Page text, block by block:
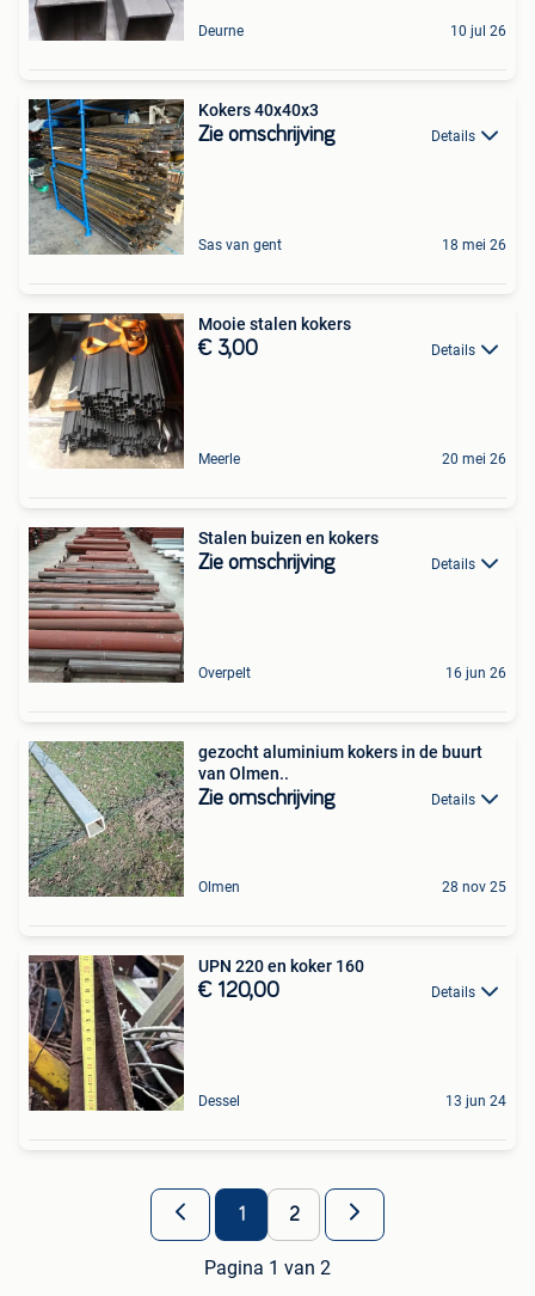
Deurne 10 jul 26
Kokers 40x40x3
Zie omschrijving Details
Sas van gent 18 mei 26
Mooie stalen kokers
€ 3,00 Details
Meerle 20 mei 26
Stalen buizen en kokers
Zie omschrijving Details
Overpelt 16 jun 26
gezocht aluminium kokers in de buurt
van Olmen..
Zie omschrijving Details
Olmen 28 nov 25
UPN 220 en koker 160
€ 120,00 Details
Dessel 13 jun 24
1 2
Pagina 1 van 2